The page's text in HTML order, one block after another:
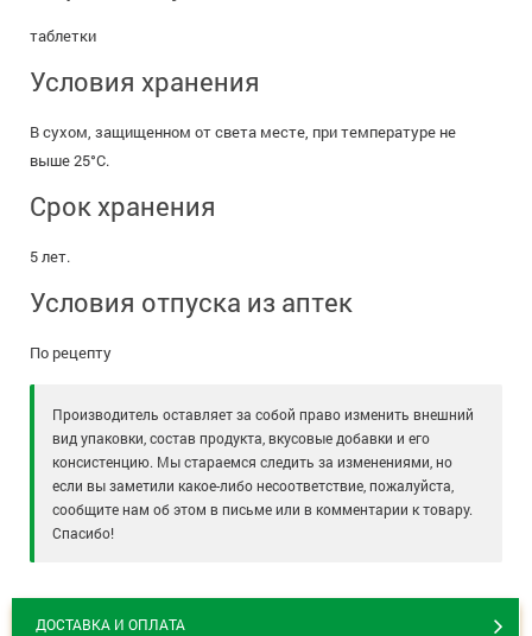
таблетки
Условия хранения
В сухом, защищенном от света месте, при температуре не
выше 25°C.
Срок хранения
5 лет.
Условия отпуска из аптек
По рецепту
Производитель оставляет за собой право изменить внешний
вид упаковки, состав продукта, вкусовые добавки и его
консистенцию. Мы стараемся следить за изменениями, но
если вы заметили какое-либо несоответствие, пожалуйста,
сообщите нам об этом в письме или в комментарии к товару.
Спасибо!
ДОСТАВКА И ОПЛАТА